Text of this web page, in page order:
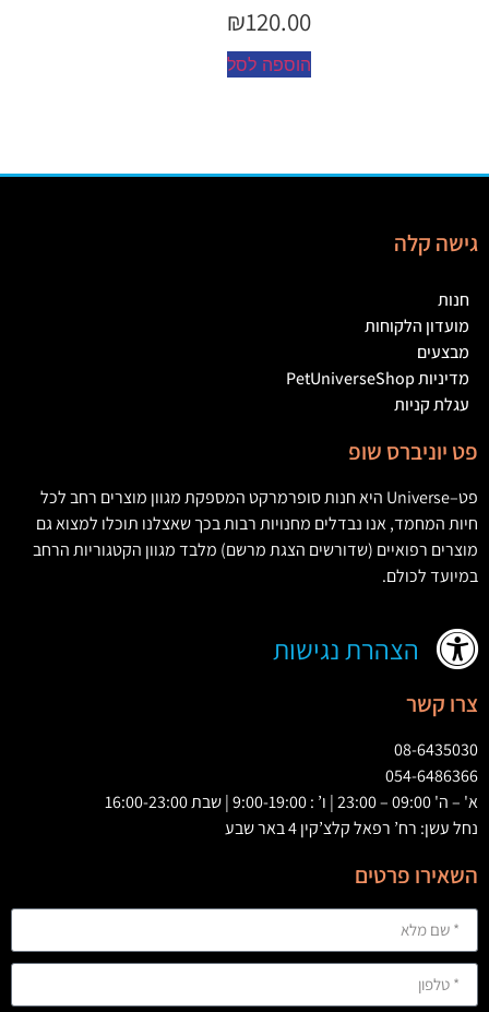
45.00
הוספה לסל
גישה קלה
חנות
מועדון הלקוחות
מבצעים
מדיניות PetUniverseShop
עגלת קניות
פט יוניברס שופ
פט–
Universe היא חנות סופרמרקט המספקת מגוון מוצרים רחב לכל
חיות המחמד,אנו נבדלים מחנויות רבות בכך שאצלנו תוכלו למצוא גם
מוצרים רפואיים (שדורשים הצגת מרשם) מלבד מגוון הקטגוריות הרחב
במיועד לכולם.
הצהרת נגישות
צרו קשר
08-6435030
054-6486366
א' – ה' 09:00 – 23:00 | ו’ : 9:00-19:00 | שבת 16:00-23:00
נחל עשן: רח’ רפאל קלצ’קין 4 באר שבע
השאירו פרטים